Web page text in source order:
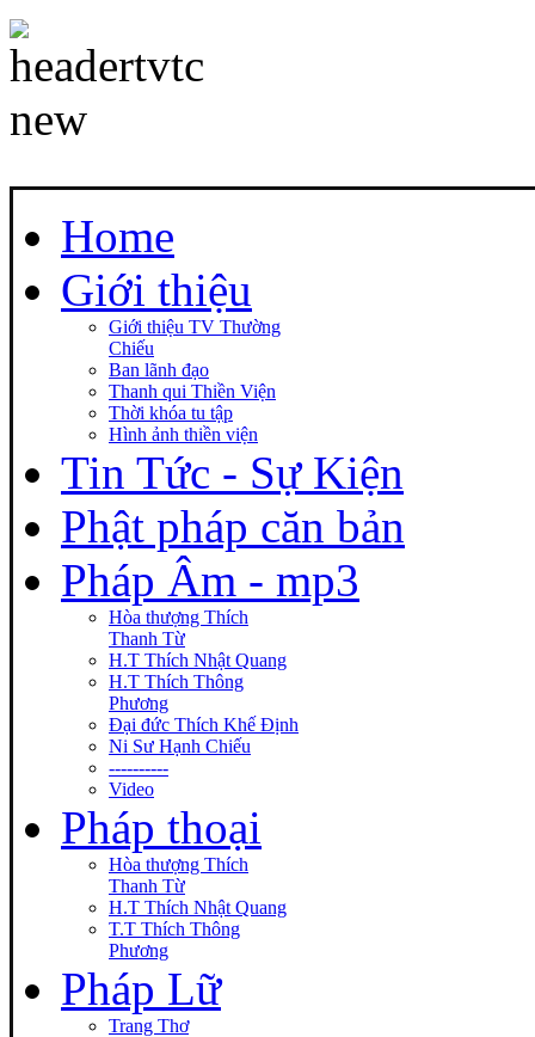
Home
Giới thiệu
Giới thiệu TV Thường
Chiếu
Ban lãnh đạo
Thanh qui Thiền Viện
Thời khóa tu tập
Hình ảnh thiền viện
Tin Tức - Sự Kiện
Phật pháp căn bản
Pháp Âm - mp3
Hòa thượng Thích
Thanh Từ
H.T Thích Nhật Quang
H.T Thích Thông
Phương
Đại đức Thích Khế Định
Ni Sư Hạnh Chiếu
----------
Video
Pháp thoại
Hòa thượng Thích
Thanh Từ
H.T Thích Nhật Quang
T.T Thích Thông
Phương
Pháp Lữ
Trang Thơ